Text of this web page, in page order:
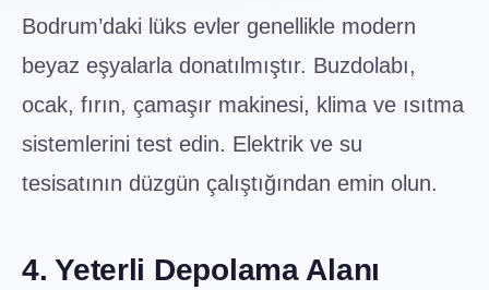
Bodrum’daki lüks evler genellikle modern
beyaz eşyalarla donatılmıştır. Buzdolabı,
ocak, fırın, çamaşır makinesi, klima ve ısıtma
sistemlerini test edin. Elektrik ve su
tesisatının düzgün çalıştığından emin olun.
4. Yeterli Depolama Alanı